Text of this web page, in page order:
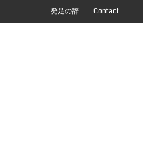
発足の辞 Contact